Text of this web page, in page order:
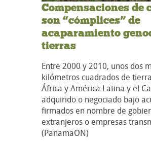
Compensaciones de
son “cómplices” de
acaparamiento
tierras
Entre 2000 y 2010, unos dos
kilómetros cuadrados de
África y América Latina y el
adquirido o negociado bajo
firmados en nombre de
extranjeros o empresas
(PanamaON)